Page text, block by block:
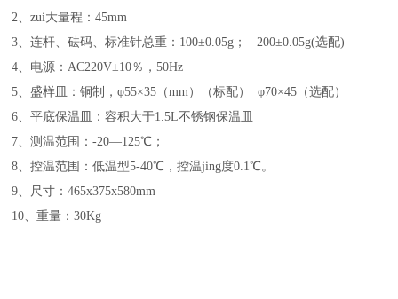
2、zui大量程：45mm
3、连杆、砝码、标准针总重：100±0.05g； 200±0.05g(选配)
4、电源：AC220V±10％，50Hz
5、盛样皿：铜制，φ55×35（mm）（标配） φ70×45（选配）
6、平底保温皿：容积大于1.5L不锈钢保温皿
7、测温范围：-20—125℃；
8、控温范围：低温型5-40℃，控温jing度0.1℃。
9、尺寸：465x375x580mm
10、重量：30Kg